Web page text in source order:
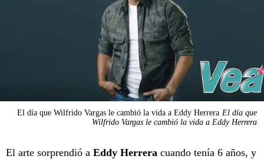
El día que Wilfrido Vargas le cambió la vida a Eddy Herrera El día que
Wilfrido Vargas le cambió la vida a Eddy Herrera
El arte sorprendió a Eddy Herrera cuando tenía 6 años, y